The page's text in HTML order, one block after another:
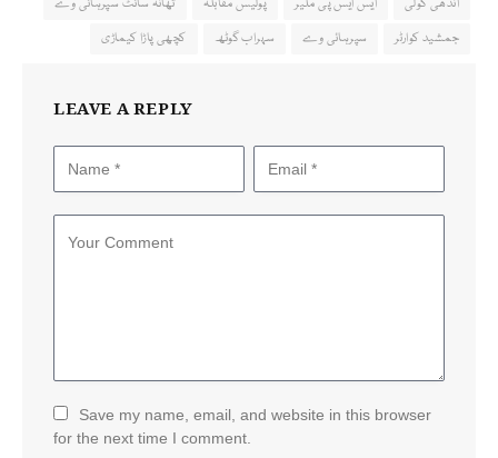
جمشید کوارٹر
سپرہائی وے سہراب گوٹھ کچھی پاڑا کیماڑی
LEAVE A REPLY
Save my name, email, and website in this browser
for the next time I comment.